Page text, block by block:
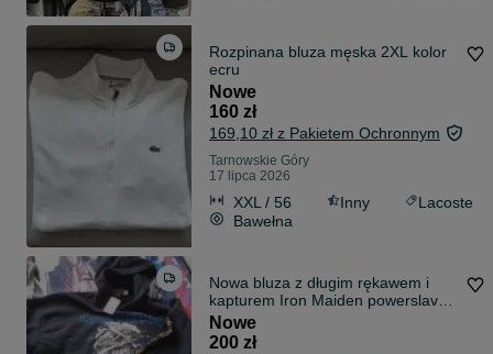
Rozpinana bluza męska 2XL kolor
ecru
Nowe
160 zł
169,10 zł z Pakietem Ochronnym
Tarnowskie Góry
17 lipca 2026
XXL / 56 Inny
Lacoste
Bawełna
Nowa bluza z długim rękawem i
kapturem Iron Maiden powerslave
z metką
Nowe
200 zł